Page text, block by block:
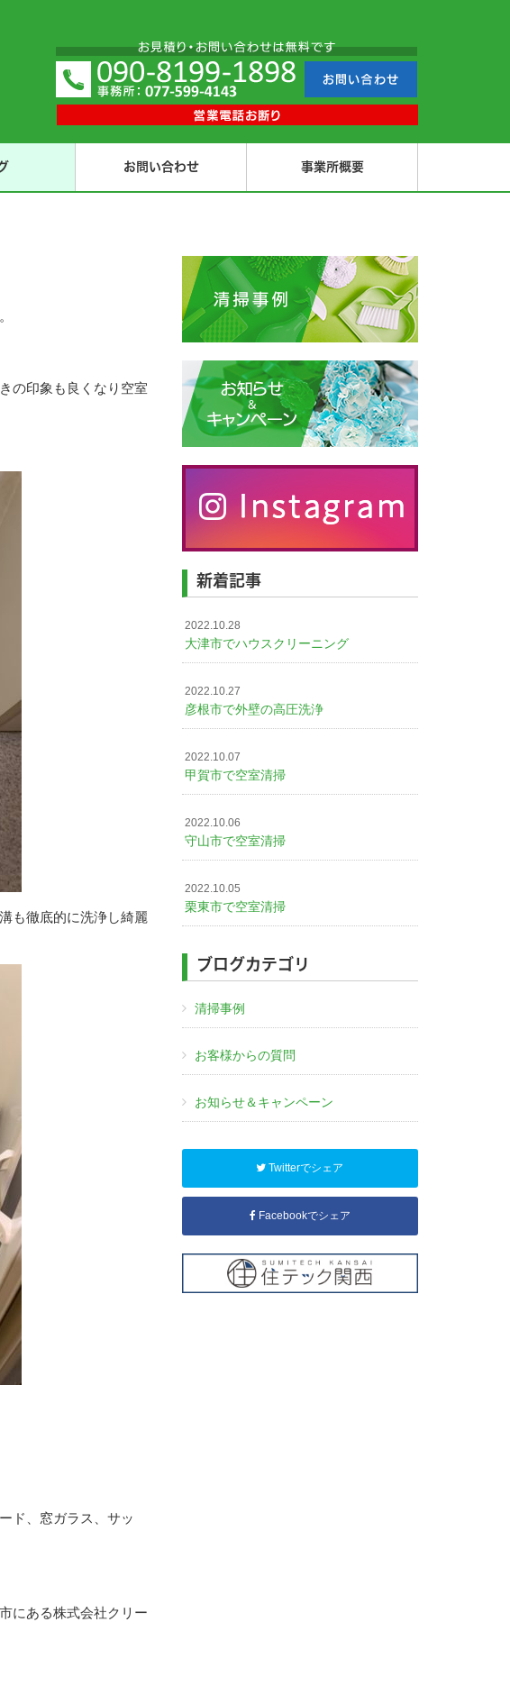
お問い合わせ 事業所概要
の印象も良くなり空室
も徹底的に洗浄し綺麗
ド、窓ガラス、サッ
にある株式会社クリー
新着記事
2022.10.28
大津市でハウスクリーニング
2022.10.27
彦根市で外壁の高圧洗浄
2022.10.07
甲賀市で空室清掃
2022.10.06
守山市で空室清掃
2022.10.05
栗東市で空室清掃
ブログカテゴリ
清掃事例
お客様からの質問
お知らせ＆キャンペーン
Twitterでシェア
Facebookでシェア